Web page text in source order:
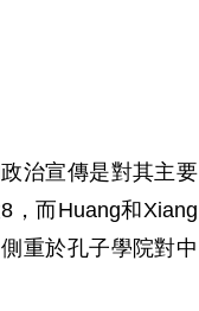
治宣傳是對其主要
，而Huang和Xiang
重於孔子學院對中